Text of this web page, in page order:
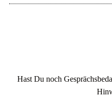
Hast Du noch